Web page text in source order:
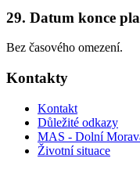
29. Datum konce
Bez časového omezení.
Kontakty
Kontakt
Důležité odkazy
MAS - Dolní
Životní situace